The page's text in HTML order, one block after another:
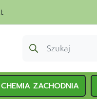
CHEMIA ZACHODNIA